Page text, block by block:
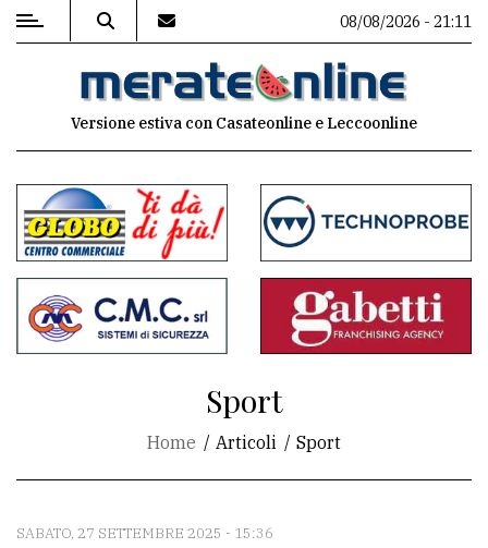
MENU
commenti
Contenuti
del
sito
CONTATTI
08/08/2026 - 21:11
Versione estiva con Casateonline e Leccoonline
Sport
Home Articoli Sport
SABATO, 27 SETTEMBRE 2025 - 15:36